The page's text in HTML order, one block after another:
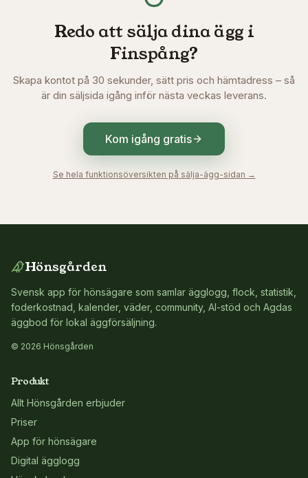
Redo att sälja dina ägg i
Finspång?
Skapa kontot på 30 sekunder, sätt pris och hämtadress – så
är din säljsida igång inför nästa veckas leverans.
Kom igång gratis
Se hela funktionsöversikten på sälja-ägg-sidan →
Hönsgården
Svensk app för hönsägare som samlar ägglogg, flock, statistik,
foderkostnad, kalender, väder, community, AI-stöd och Agdas
äggbod för lokal äggförsäljning.
© 2026 Hönsgården
Produkt
Allt Hönsgården erbjuder
Priser
App för hönsägare
Digital ägglogg